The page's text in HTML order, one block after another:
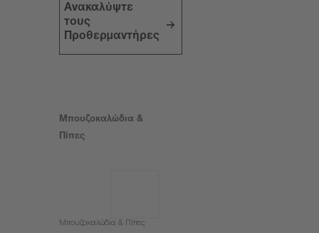
Ανακαλύψτε
τους
Προθερμαντήρες
Μπουζοκαλώδια &
Πίπες
Μπουζοκαλώδια & Πίπες